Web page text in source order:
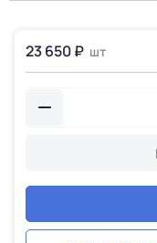
23 650 ₽ шт